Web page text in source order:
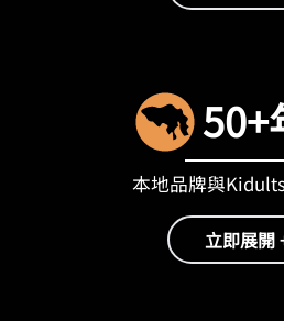
50+
本地品牌與
立即展開